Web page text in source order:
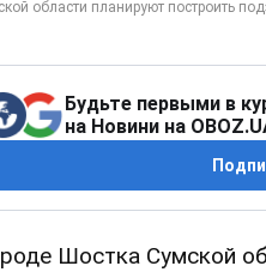
Будьте первыми в
на Новини на
Шостка Сумской